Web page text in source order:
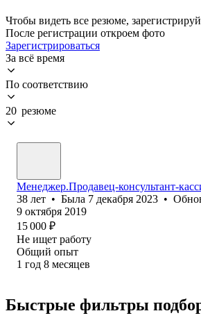
Чтобы видеть все резюме,
После регистрации откроем фото
Зарегистрироваться
За всё время
По соответствию
20 резюме
Менеджер.Продавец-консультант-
38 лет • Была 7 декабря 2023 •
9 октября 2019
15 000 ₽
Не ищет работу
Общий опыт
1 год 8 месяцев
Быстрые фильтры